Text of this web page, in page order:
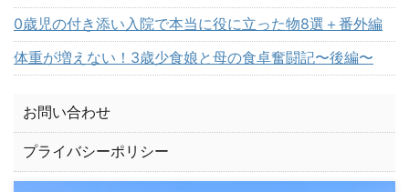
0歳児の付き添い入院で本当に役に立った物8選＋番外編
体重が増えない！3歳少食娘と母の食卓奮闘記〜後編〜
お問い合わせ
プライバシーポリシー